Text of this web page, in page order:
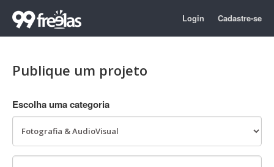
Login Cadastre-se
Publique um projeto
Escolha uma categoria